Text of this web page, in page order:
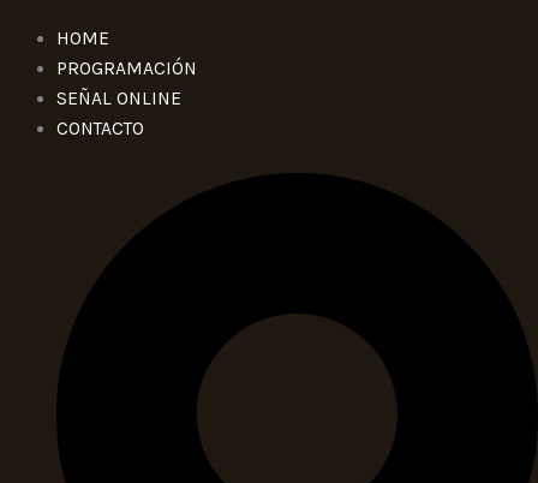
HOME
PROGRAMACIÓN
SEÑAL ONLINE
CONTACTO